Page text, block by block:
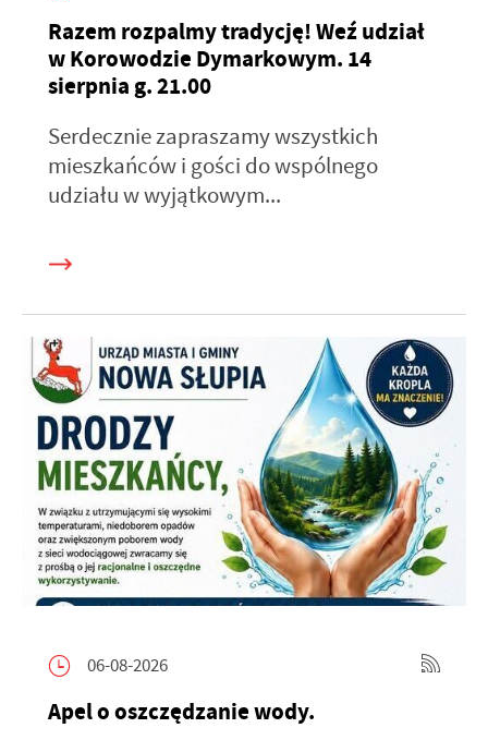
Razem rozpalmy tradycję! Weź udział
w Korowodzie Dymarkowym. 14
sierpnia g. 21.00
Serdecznie zapraszamy wszystkich
mieszkańców i gości do wspólnego
udziału w wyjątkowym...
06-08-2026
Apel o oszczędzanie wody.